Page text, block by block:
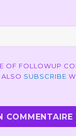
OF FOLLOWUP
SUBSCRIBE